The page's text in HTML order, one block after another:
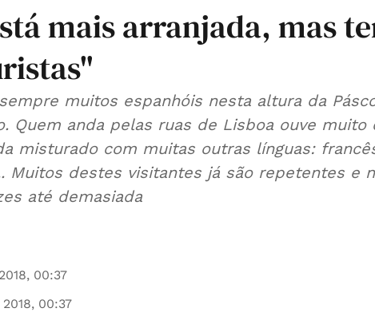
mais arranjada, mas
muitos espanhóis nesta altura da
Quem anda pelas ruas de Lisboa ouve muito
misturado com muitas outras línguas:
Muitos destes visitantes já são repetentes e
até demasiada
00:37
00:37